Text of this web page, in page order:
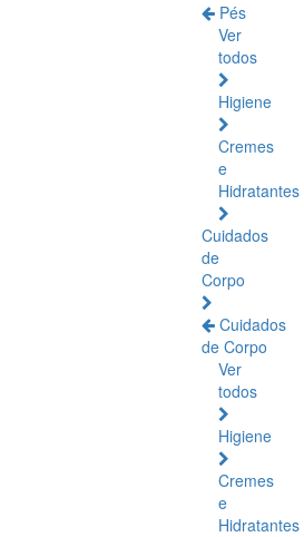
Pés
Ver
todos
Higiene
Cremes
e
Hidratantes
Cuidados
de
Corpo
Cuidados
de Corpo
Ver
todos
Higiene
Cremes
e
Hidratantes